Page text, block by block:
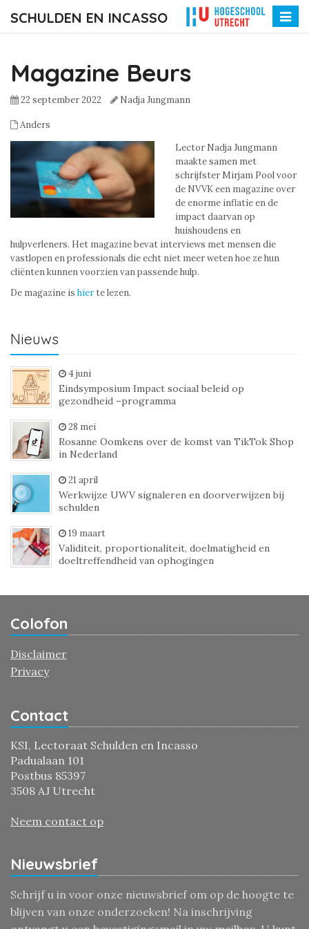
SCHULDEN EN INCASSO
Toggle
Magazine Beurs
22 september 2022 Nadja Jungmann
Anders
Lector Nadja Jungmann
maakte samen met
schrijfster Mirjam Pool voor
de NVVK een magazine over
de enorme inflatie en de
impact daarvan op
huishoudens en
hulpverleners. Het magazine bevat interviews met mensen die
vastlopen en professionals die echt niet meer weten hoe ze hun
cliënten kunnen voorzien van passende hulp.
De magazine is hierte lezen.
Nieuws
4 juni
Eindsymposium Impact sociaal beleid op
gezondheid –programma
28 mei
Rosanne Oomkens over de komst van TikTok Shop
in Nederland
21 april
Werkwijze UWV signaleren en doorverwijzen bij
schulden
19 maart
Validiteit, proportionaliteit, doelmatigheid en
doeltreffendheid van ophogingen
Colofon
Disclaimer
Privacy
Contact
KSI, Lectoraat Schulden en Incasso
Padualaan 101
Postbus 85397
3508 AJ Utrecht
Neem contact op
Nieuwsbrief
Schrijf u in voor onze nieuwsbrief om op de hoogte te
blijven van onze onderzoeken! Na inschrijving